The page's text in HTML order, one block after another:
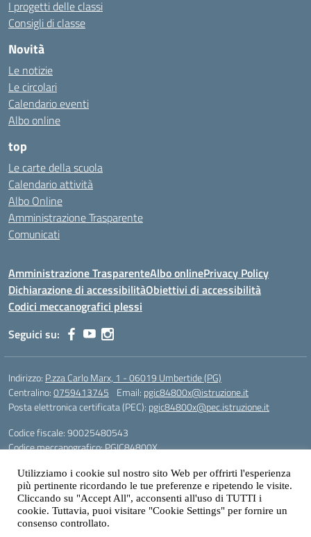
I progetti delle classi
Consigli di classe
Novità
Le notizie
Le circolari
Calendario eventi
Albo online
top
Le carte della scuola
Calendario attività
Albo Online
Amministrazione Trasparente
Comunicati
Amministrazione TrasparenteAlbo onlinePrivacy Policy
Dichiarazione di accessibilitàObiettivi di accessibilità
Codici meccanografici plessi
Seguici su:
Indirizzo: P.zza Carlo Marx, 1 - 06019 Umbertide (PG)
Centralino:0759413745 Email: pgic84800x@istruzione.it
Posta elettronica certificata (PEC): pgic84800x@pec.istruzione.it
Codice fiscale: 90025480543
Codice meccanografico:PGIC84800X
Gestione sito web: prof. Paolo Chitarrai
Utilizziamo i cookie sul nostro sito Web per offrirti l'esperienza
più pertinente ricordando le tue preferenze e ripetendo le visite.
Cliccando su "Accept All", acconsenti all'uso di TUTTI i
cookie. Tuttavia, puoi visitare "Cookie Settings" per fornire un
consenso controllato.